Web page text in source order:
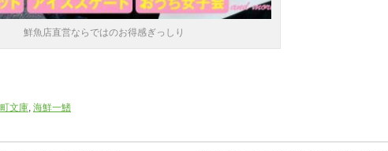
鮮魚店直営ならではのお得感ぎっしり
文庫, 海鮮一鰭